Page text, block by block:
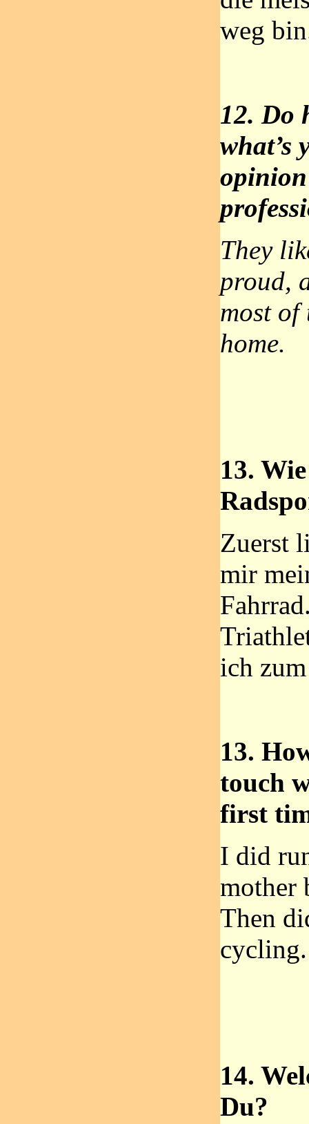
weg
12. Do
what’s
They
proud,
most of
home.
13.
Zuerst
mir
ich
13.
touch
first
I did
mother
Then
cycling.
14.
Du?